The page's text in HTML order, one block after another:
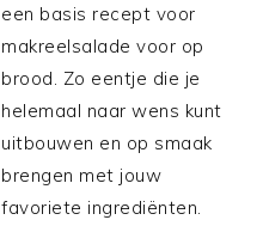
een basis recept voor
makreelsalade voor op
brood. Zo eentje die je
helemaal naar wens kunt
uitbouwen en op smaak
brengen met jouw
favoriete ingrediënten.